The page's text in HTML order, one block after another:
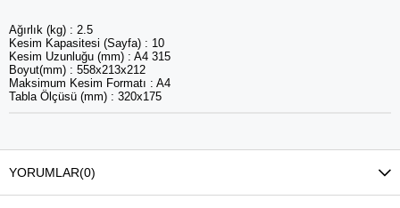
Ağırlık (kg) : 2.5
Kesim Kapasitesi (Sayfa) : 10
Kesim Uzunluğu (mm) : A4 315
Boyut(mm) : 558x213x212
Maksimum Kesim Formatı : A4
Tabla Ölçüsü (mm) : 320x175
YORUMLAR(0)